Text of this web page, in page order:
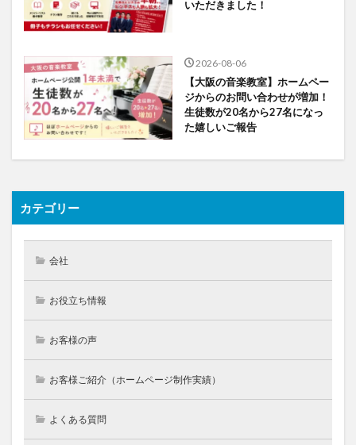
いただきました！
2026-08-06
【大阪の音楽教室】ホームペー
ジからのお問い合わせが増加！
生徒数が20名から27名になっ
た嬉しいご報告
カテゴリー
会社
お役立ち情報
お客様の声
お客様ご紹介（ホームページ制作実績）
よくある質問